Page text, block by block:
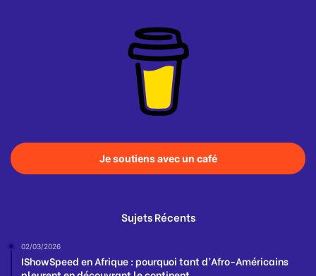
Je soutiens avec un café
Sujets Récents
02/03/2026
IShowSpeed en Afrique : pourquoi tant d’Afro-Américains